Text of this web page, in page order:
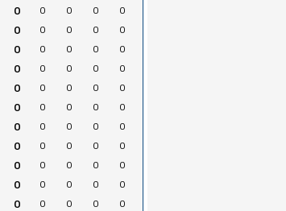
0 0 0 0
0
0 0 0 0
0
0 0 0 0
0
0 0 0 0
0
0 0 0 0
0
0 0 0 0
0
0 0 0 0
0
0 0 0 0
0
0 0 0 0
0
0 0 0 0
0
0 0 0 0 0